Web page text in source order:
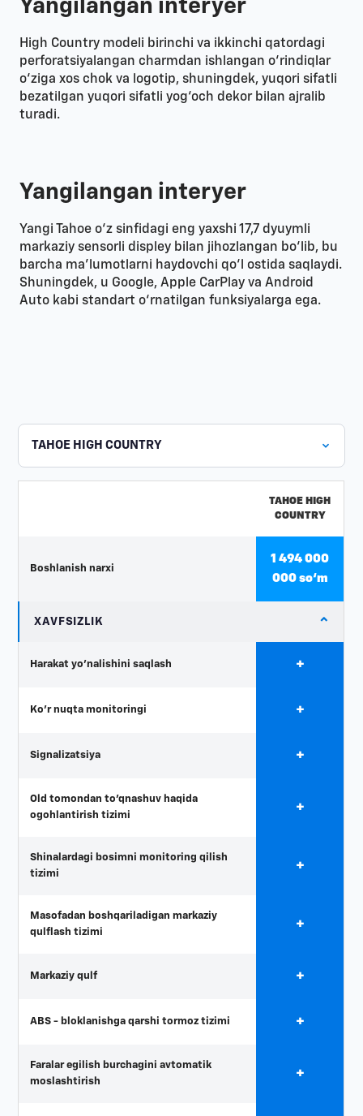
Yangilangan interyer
High Country modeli birinchi va ikkinchi qatordagi
perforatsiyalangan charmdan ishlangan o‘rindiqlar
o‘ziga xos chok va logotip, shuningdek, yuqori sifatli
bezatilgan yuqori sifatli yog‘och dekor bilan ajralib
turadi.
Yangilangan interyer
Yangi Tahoe o‘z sinfidagi eng yaxshi 17,7 dyuymli
markaziy sensorli displey bilan jihozlangan bo‘lib, bu
barcha ma’lumotlarni haydovchi qo‘l ostida saqlaydi.
Shuningdek, u Google, Apple CarPlay va Android
Auto kabi standart o‘rnatilgan funksiyalarga ega.
TAHOE HIGH
COUNTRY
Boshlanish narxi
1 494 000
000 so‘m
XAVFSIZLIK ⌄
Harakat yo'nalishini saqlash +
Ko'r nuqta monitoringi +
Signalizatsiya +
Old tomondan to'qnashuv haqida
ogohlantirish tizimi
+
Shinalardagi bosimni monitoring qilish
tizimi
+
Masofadan boshqariladigan markaziy
qulflash tizimi
+
Markaziy qulf +
ABS - bloklanishga qarshi tormoz tizimi +
Faralar egilish burchagini avtomatik
moslashtirish
+